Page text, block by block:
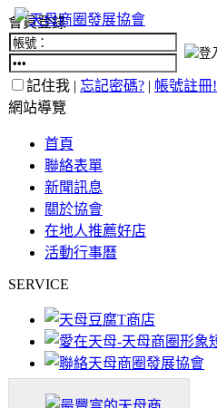
會員登錄
記住我 | 忘記密碼? | 帳號註冊!
網站導覽
首頁
聯絡表單
新聞訊息
關於協會
在地人推薦好店
活動行事曆
SERVICE